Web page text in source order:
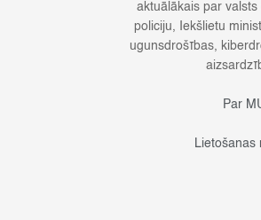
aktuālākais par
policiju, Iekšlietu
ugunsdrošības,
Par
Lietošanas